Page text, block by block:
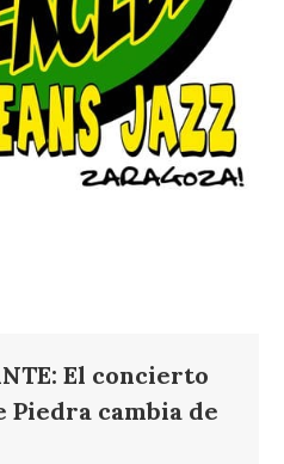
El concierto
Piedra cambia de